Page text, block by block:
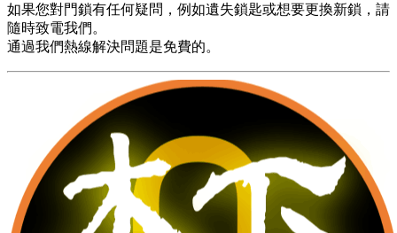
如果您對門鎖有任何疑問，例如遺失鎖匙或想要更換新鎖，請
隨時致電我們。
通過我們熱線解決問題是免費的。